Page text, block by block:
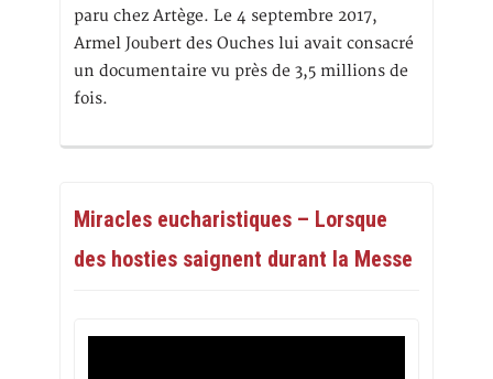
paru chez Artège. Le 4 septembre 2017,
Armel Joubert des Ouches lui avait consacré
un documentaire vu près de 3,5 millions de
fois.
Miracles eucharistiques – Lorsque
des hosties saignent durant la Messe